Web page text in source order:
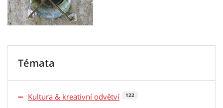
Témata
Kultura & kreativní odvětví 122